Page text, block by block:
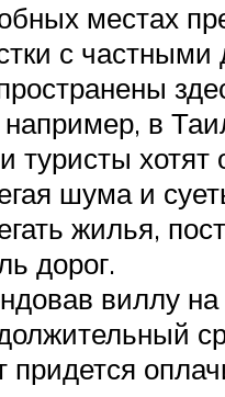
местах
с
например, в
туристы хотят
шума и
жилья,
дорог.
виллу
придется